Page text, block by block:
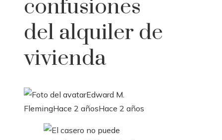
confusiones
del alquiler de
vivienda
Edward M.
FlemingHace 2 añosHace 2 años